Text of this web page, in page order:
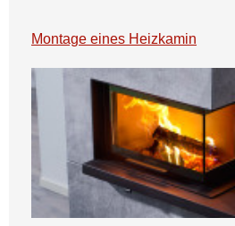
Montage eines Heizkamin